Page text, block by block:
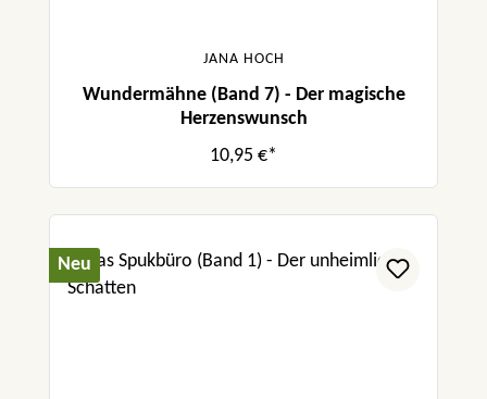
JANA HOCH
Wundermähne (Band 7) - Der magische
Herzenswunsch
10,95 €*
Neu